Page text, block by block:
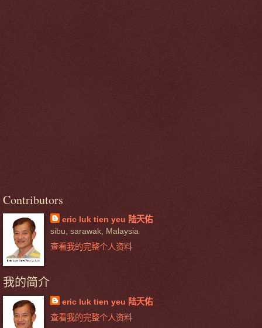
Contributors
eric luk tien yeu 陆天佑
sibu, sarawak, Malaysia
查看我的完整个人资料
我的简介
eric luk tien yeu 陆天佑
查看我的完整个人资料